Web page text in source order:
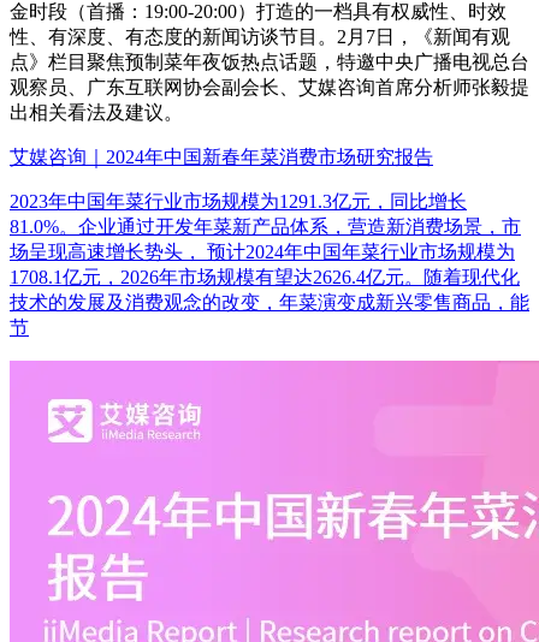
金时段（首播：19:00-20:00）打造的一档具有权威性、时效
性、有深度、有态度的新闻访谈节目。2月7日，《新闻有观
点》栏目聚焦预制菜年夜饭热点话题，特邀中央广播电视总台
观察员、广东互联网协会副会长、艾媒咨询首席分析师张毅提
出相关看法及建议。
艾媒咨询｜2024年中国新春年菜消费市场研究报告
2023年中国年菜行业市场规模为1291.3亿元，同比增长
81.0%。企业通过开发年菜新产品体系，营造新消费场景，市
场呈现高速增长势头， 预计2024年中国年菜行业市场规模为
1708.1亿元，2026年市场规模有望达2626.4亿元。随着现代化
技术的发展及消费观念的改变，年菜演变成新兴零售商品，能
节